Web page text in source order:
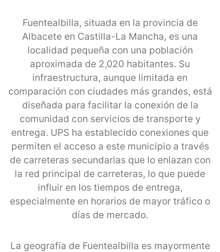
Fuentealbilla, situada en la provincia de
Albacete en Castilla-La Mancha, es una
localidad pequeña con una población
aproximada de 2,020 habitantes. Su
infraestructura, aunque limitada en
comparación con ciudades más grandes, está
diseñada para facilitar la conexión de la
comunidad con servicios de transporte y
entrega. UPS ha establecido conexiones que
permiten el acceso a este municipio a través
de carreteras secundarias que lo enlazan con
la red principal de carreteras, lo que puede
influir en los tiempos de entrega,
especialmente en horarios de mayor tráfico o
días de mercado.
La geografía de Fuentealbilla es mayormente